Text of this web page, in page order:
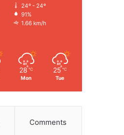
24º - 24º
91%
1.66 km/h
28 ℃
Mon
25 ℃
Tue
Comments